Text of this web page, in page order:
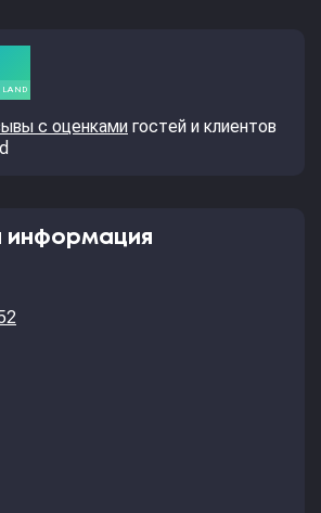
с оценками гостей и клиентов
информация